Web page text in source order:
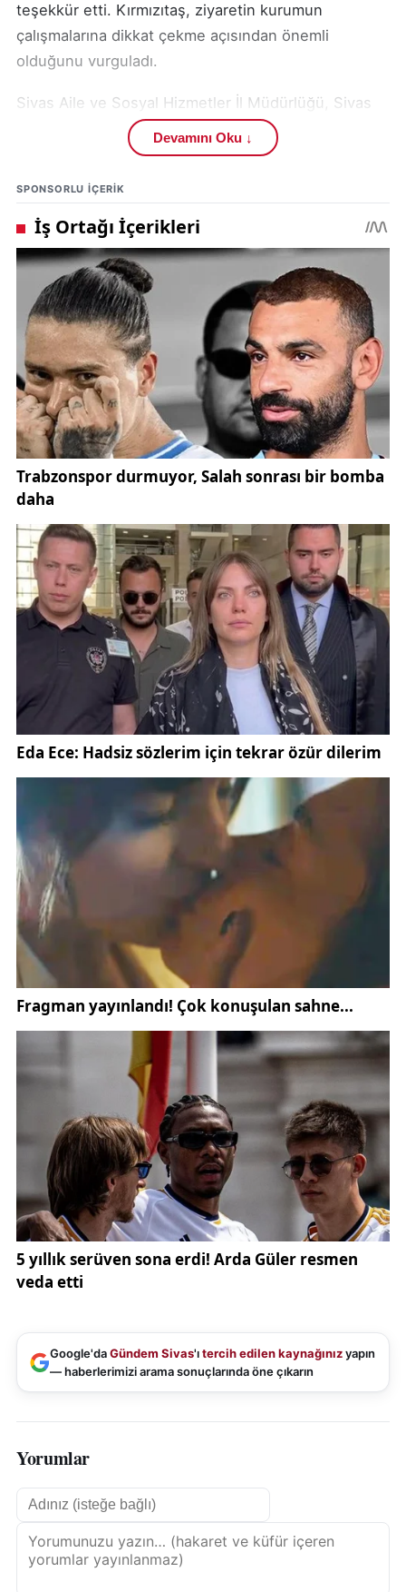
teşekkür etti. Kırmızıtaş, ziyaretin kurumun
çalışmalarına dikkat çekme açısından önemli
olduğunu vurguladı.
Sivas Aile ve Sosyal Hizmetler İl Müdürlüğü, Sivas
ilinde ailelerin ve toplumun refahını artırmaya
yönelik çeşitli hizmetler sunmaktadır. Bu hizmetler
İl Müdürlüğü, Sivas'ta ihtiyaç sahibi vatandaşlara
destek sağlamak ve sosyal hizmetlerin kalitesini
artırmak için çalışmalarını aralıksız sürdürmektedir.
Devamını Oku ↓
SPONSORLU IÇERIK
Google'daGündem Sivas'ıtercih edilen kaynağınızyapın
— haberlerimizi arama sonuçlarında öne çıkarın
Yorumlar